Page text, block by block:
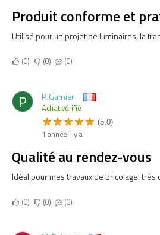
Produit conforme et
Utilisé pour un projet de luminaires, la
0 0 0
P P. Garnier
Achat vérifié
(5.0)
1 année il y a
Qualité au rendez-vous
Idéal pour mes travaux de bricolage, très
0 0 0